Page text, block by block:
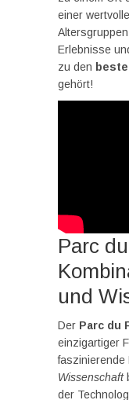
einer
Erlebnisse
zu den
gehört!
Parc
und
Der Parc du
einzigartiger
faszinierende
Wissenschaft
der